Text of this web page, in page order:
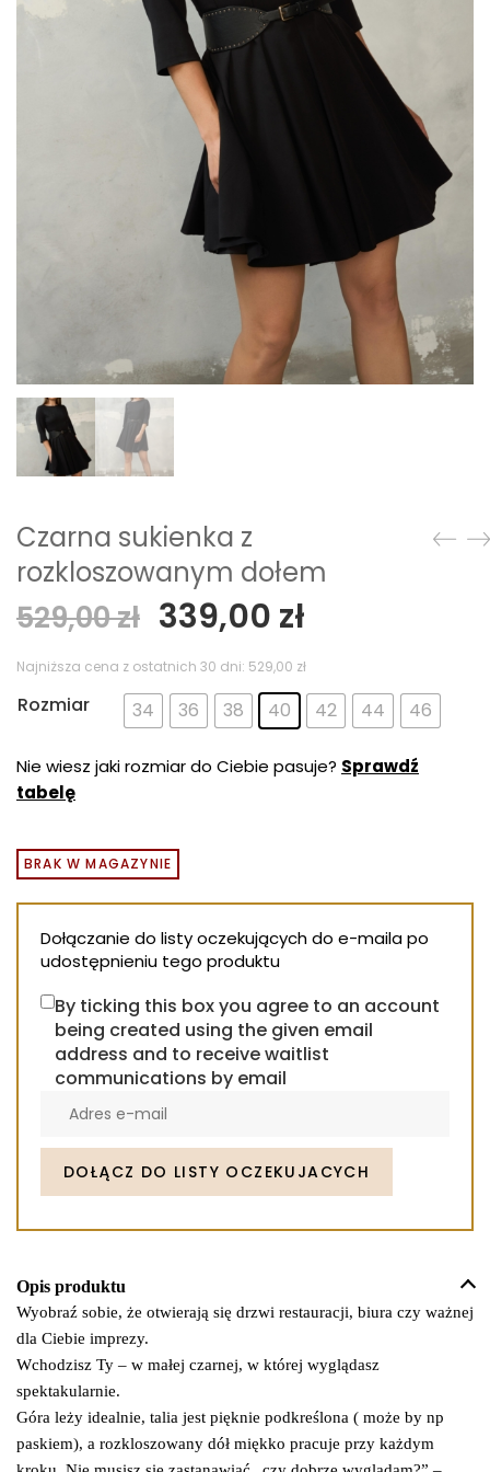
Czarna sukienka z
rozkloszowanym dołem
529,00zł Pierwotna
cena
wynosiła:
529,00 zł.
339,00 zł
wynosi:
339,00 zł.
Najniższa cena z ostatnich 30 dni: 529,00 zł
Rozmiar 34 36 38 40 42 44 46
Nie wiesz jaki rozmiar do Ciebie pasuje? Sprawdź
tabelę
BRAK W MAGAZYNIE
Dołączanie do listy oczekujących do e-maila po
udostępnieniu tego produktu
By ticking this box you agree to an account
being created using the given email
address and to receive waitlist
communications by email
your
email
address
to
for
this
product
DOŁĄCZ DO LISTY OCZEKUJACYCH
Opis produktu
Wyobraź sobie, że otwierają się drzwi restauracji, biura czy ważnej
dla Ciebie imprezy.
Wchodzisz Ty – w małej czarnej, w której wyglądasz
spektakularnie.
Góra leży idealnie, talia jest pięknie podkreślona ( może by np
paskiem), a rozkloszowany dół miękko pracuje przy każdym